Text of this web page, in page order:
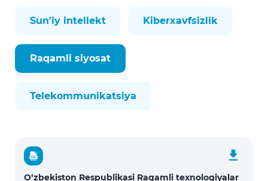
Sun'iy intellekt Kiberxavfsizlik
Raqamli siyosat
Telekommunikatsiya
O‘zbekiston Respublikasi Raqamli texnologiyalar